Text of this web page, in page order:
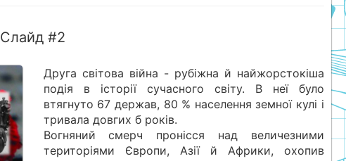
Слайд #2
Друга світова війна - рубіжна й найжорстокіша
подія в історії сучасного світу. В неї було
втягнуто 67 держав, 80 % населення земної кулі і
тривала довгих б років.
Вогняний смерч пронісся над величезними
територіями Європи, Азії й Африки, охопив